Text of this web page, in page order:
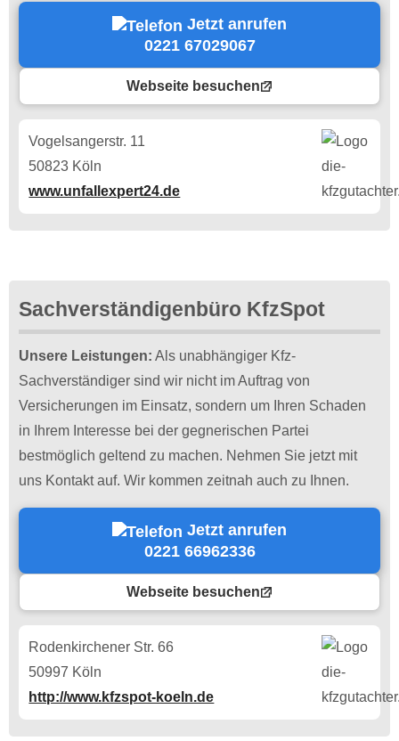
Jetzt anrufen
0221 67029067
Webseite besuchen
Vogelsangerstr. 11
50823 Köln
www.unfallexpert24.de
Sachverständigenbüro KfzSpot
Unsere Leistungen: Als unabhängiger Kfz-
Sachverständiger sind wir nicht im Auftrag von
Versicherungen im Einsatz, sondern um Ihren Schaden
in Ihrem Interesse bei der gegnerischen Partei
bestmöglich geltend zu machen. Nehmen Sie jetzt mit
uns Kontakt auf. Wir kommen zeitnah auch zu Ihnen.
Jetzt anrufen
0221 66962336
Webseite besuchen
Rodenkirchener Str. 66
50997 Köln
http://www.kfzspot-koeln.de